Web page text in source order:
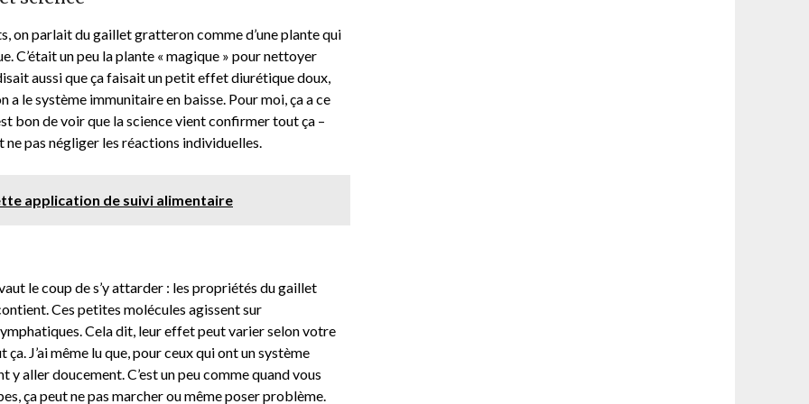
on parlait du gaillet gratteron comme d’une plante qui
C’était un peu la plante « magique » pour nettoyer
aussi que ça faisait un petit effet diurétique doux,
a le système immunitaire en baisse. Pour moi, ça a ce
bon de voir que la science vient confirmer tout ça –
ne pas négliger les réactions individuelles.
application de suivi alimentaire
le coup de s’y attarder : les propriétés du gaillet
Ces petites molécules agissent sur
Cela dit, leur effet peut varier selon votre
J’ai même lu que, pour ceux qui ont un système
aller doucement. C’est un peu comme quand vous
ça peut ne pas marcher ou même poser problème.